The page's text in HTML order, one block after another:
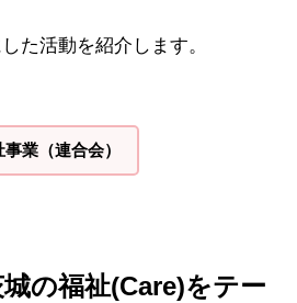
た活動を紹介します。
業（連合会）
の福祉(Care)をテー